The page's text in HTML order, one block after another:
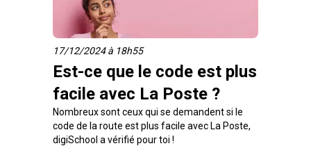
17/12/2024 à 18h55
Est-ce que le code est plus
facile avec La Poste ?
Nombreux sont ceux qui se demandent si le
code de la route est plus facile avec La Poste,
digiSchool a vérifié pour toi !